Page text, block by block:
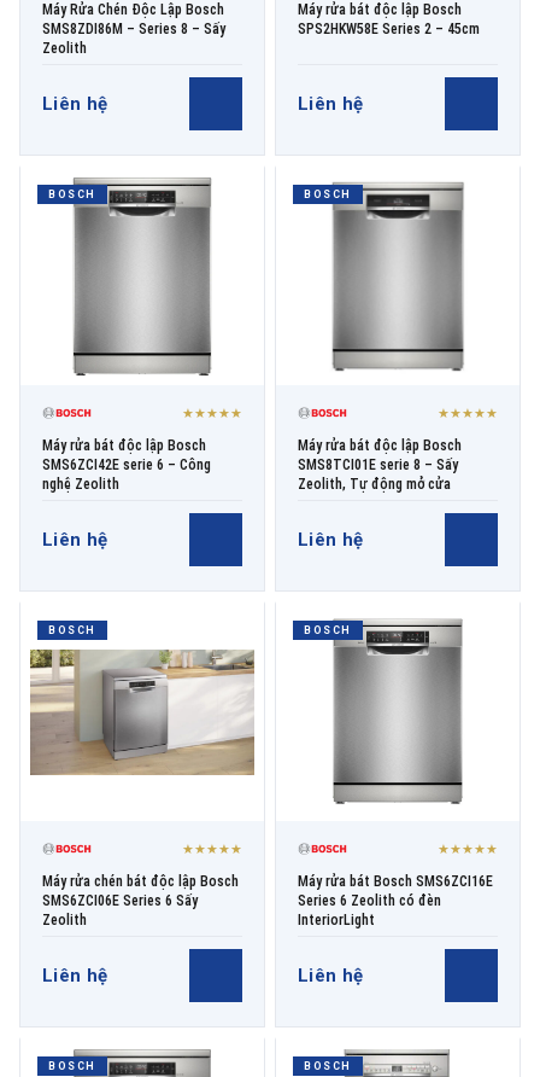
Máy Rửa Chén Độc Lập Bosch
SMS8ZDI86M – Series 8 – Sấy
Zeolith
Liên hệ
Máy rửa bát độc lập Bosch
SPS2HKW58E Series 2 – 45cm
Liên hệ
BOSCH
★★★★★
Máy rửa bát độc lập Bosch
SMS6ZCI42E serie 6 – Công
nghệ Zeolith
Liên hệ
BOSCH
★★★★★
Máy rửa bát độc lập Bosch
SMS8TCI01E serie 8 – Sấy
Zeolith, Tự động mở cửa
Liên hệ
BOSCH
★★★★★
Máy rửa chén bát độc lập Bosch
SMS6ZCI06E Series 6 Sấy
Zeolith
Liên hệ
BOSCH
★★★★★
Máy rửa bát Bosch SMS6ZCI16E
Series 6 Zeolith có đèn
InteriorLight
Liên hệ
BOSCH BOSCH